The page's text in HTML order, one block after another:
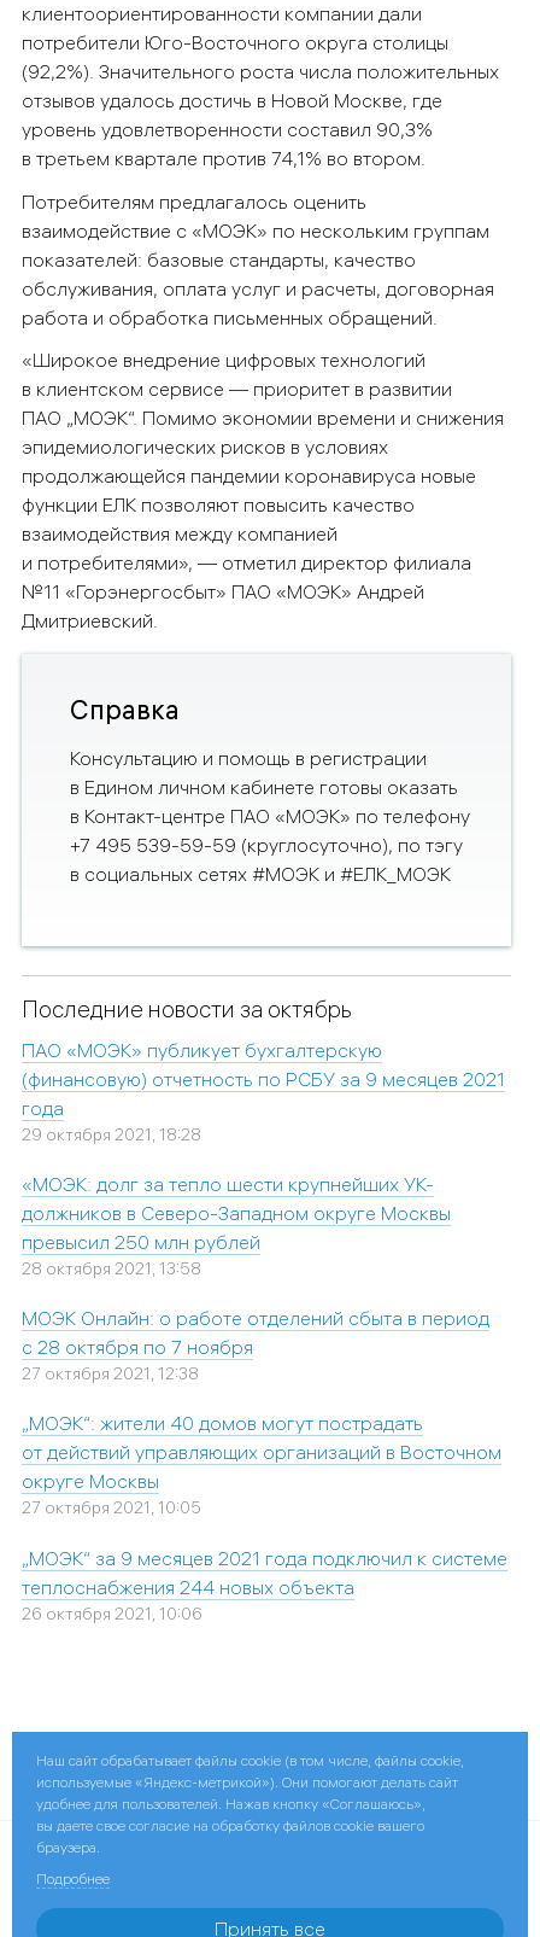
клиентоориентированности компании дали
потребители Юго-Восточного округа столицы
(92,2%). Значительного роста числа положительных
отзывов удалось достичь в Новой Москве, где
уровень удовлетворенности составил 90,3%
в третьем квартале против 74,1% во втором.
Потребителям предлагалось оценить
взаимодействие с «МОЭК» по нескольким группам
показателей: базовые стандарты, качество
обслуживания, оплата услуг и расчеты, договорная
работа и обработка письменных обращений.
«Широкое внедрение цифровых технологий
в клиентском сервисе — приоритет в развитии
ПАО „МОЭК“. Помимо экономии времени и снижения
эпидемиологических рисков в условиях
продолжающейся пандемии коронавируса новые
функции ЕЛК позволяют повысить качество
взаимодействия между компанией
и потребителями», — отметил директор филиала
№11 «Горэнергосбыт» ПАО «МОЭК» Андрей
Дмитриевский.
Справка
Консультацию и помощь в регистрации
в Едином личном кабинете готовы оказать
в Контакт-центре ПАО «МОЭК» по телефону
+7 495 539-59-59 (круглосуточно), по тэгу
в социальных сетях #МОЭК и #ЕЛК_МОЭК
Последние новости за октябрь
ПАО «МОЭК» публикует бухгалтерскую
(финансовую) отчетность по РСБУ за 9 месяцев 2021
года
29 октября 2021, 18:28
«МОЭК: долг за тепло шести крупнейших УК-
должников в Северо-Западном округе Москвы
превысил 250 млн рублей
28 октября 2021, 13:58
МОЭК Онлайн: о работе отделений сбыта в период
с 28 октября по 7 ноября
27 октября 2021, 12:38
„МОЭК“: жители 40 домов могут пострадать
от действий управляющих организаций в Восточном
округе Москвы
27 октября 2021, 10:05
„МОЭК“ за 9 месяцев 2021 года подключил к системе
теплоснабжения 244 новых объекта
26 октября 2021, 10:06
Поделиться:
© 2026 ПАО «МОЭК»
ПАО «Газпром»
Наш сайт обрабатывает файлы cookie (в том числе, файлы cookie,
используемые «Яндекс-метрикой»). Они помогают делать сайт
удобнее для пользователей. Нажав кнопку «Соглашаюсь»,
вы даете свое согласие на обработку файлов cookie вашего
браузера.
Подробнее
Принять все